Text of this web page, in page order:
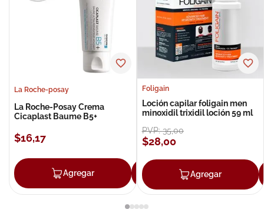
La Roche-posay
La Roche-Posay Crema
Cicaplast Baume B5+
$16,17
Agregar Agregar
Foligain
Loción capilar foligain men
minoxidil trixidil loción 59 ml
PVP:35,00
$28,00
Agregar